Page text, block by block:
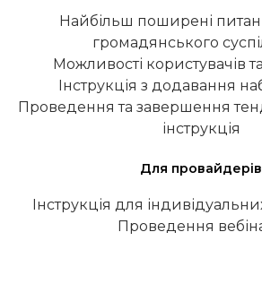
Найбільш поширені
громадянського
Можливості користувачів
Інструкція з додавання
Проведення та завершення
інструкція
Для провайдерів
Інструкція для
Проведення